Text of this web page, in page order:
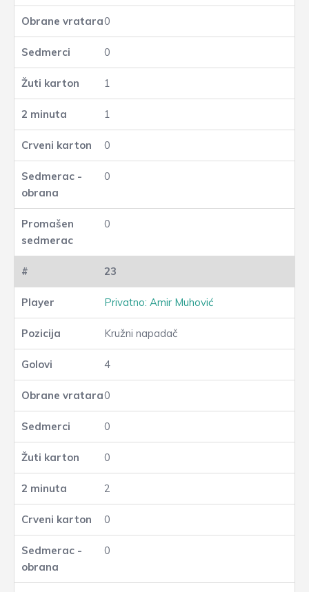
0
0
1
1
0
0
0
23
Privatno: Amir Muhović
Kružni napadač
4
0
0
0
2
0
0